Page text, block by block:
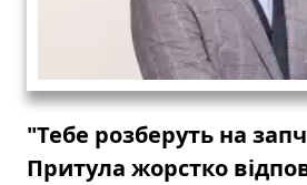
"Тебе розберуть на
Притула жорстко